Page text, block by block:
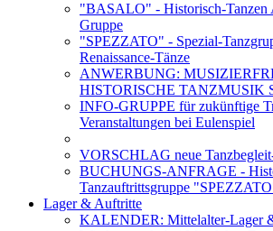
"BASALO" - Historisch-Tanzen
Gruppe
"SPEZZATO" - Spezial-
Renaissance-Tänze
ANWERBUNG:
HISTORISCHE TANZMUSIK
INFO-GRUPPE für zukünftige
Veranstaltungen bei Eulenspiel
VORSCHLAG neue
BUCHUNGS-ANFRAGE -
Tanzauftrittsgruppe
Lager & Auftritte
KALENDER: Mittelalter-Lager